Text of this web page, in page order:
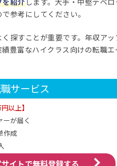
参考にしてください。
探すことが重要です。年収アッ
豊富なハイクラス向けの転職エ
サービス
以上】
ーが届く
作成
イトで無料登録する